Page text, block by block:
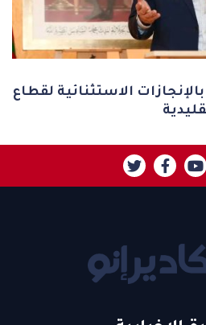
الاستثنائية لقطاع